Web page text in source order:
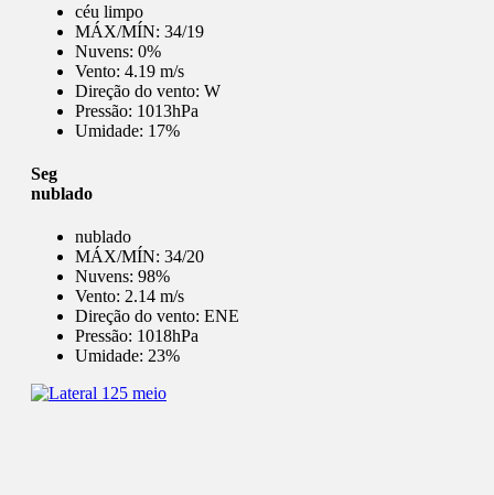
céu limpo
MÁX/MÍN: 34/19
Nuvens: 0%
Vento: 4.19 m/s
Direção do vento: W
Pressão: 1013hPa
Umidade: 17%
Seg
nublado
nublado
MÁX/MÍN: 34/20
Nuvens: 98%
Vento: 2.14 m/s
Direção do vento: ENE
Pressão: 1018hPa
Umidade: 23%